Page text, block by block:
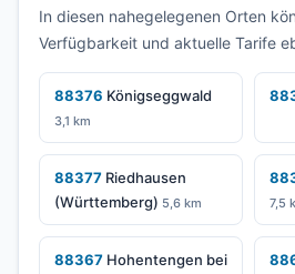
In diesen nahegelegenen Orten
Verfügbarkeit und aktuelle Tarife
88376 Königseggwald
3,1 km
88377 Riedhausen
(Württemberg) 5,6 km 7,5
88367 Hohentengen bei